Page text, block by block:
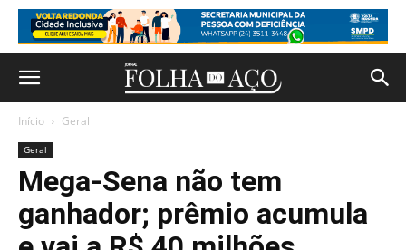
Início Geral
Geral
Mega-Sena não tem
ganhador; prêmio acumula